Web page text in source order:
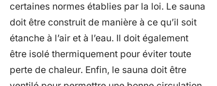
certaines normes établies par la loi. Le sauna
doit être construit de manière à ce qu’il soit
étanche à l’air et à l’eau. Il doit également
être isolé thermiquement pour éviter toute
perte de chaleur. Enfin, le sauna doit être